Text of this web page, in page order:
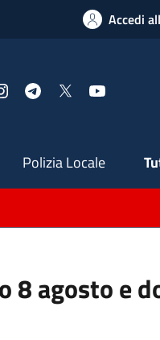
Accedi
InstagramTelegram
Polizia Locale
8 agosto e